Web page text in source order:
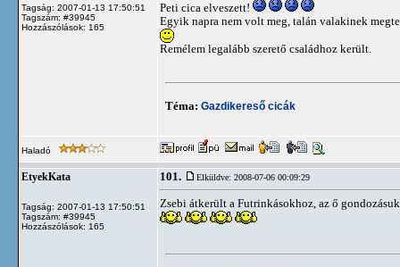
Tagság: 2007-01-13 17:50:51
Tagszám: #39945
Hozzászólások: 165
Peti cica elveszett!
Egyik napra nem volt meg, talán valakinek
Remélem legalább szerető családhoz került.
Téma: Gazdikereső cicák
Haladó
EtyekKata
Tagság: 2007-01-13 17:50:51
Tagszám: #39945
Hozzászólások: 165
101. Elküldve: 2008-07-06 00:09:29
Zsebi átkerült a Futrinkásokhoz, az ő